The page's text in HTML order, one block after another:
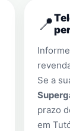
📍
Se a
prazo
em